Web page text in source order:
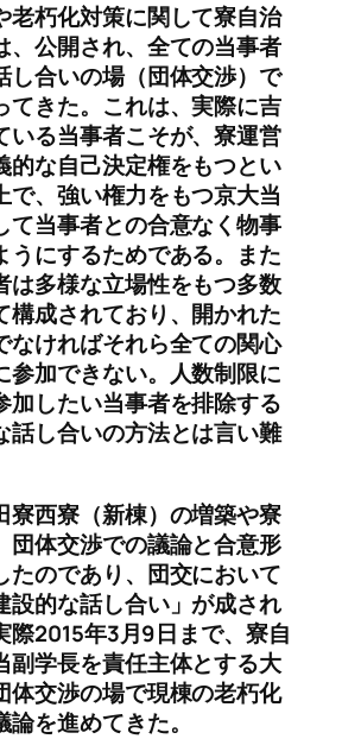
老朽化対策に関して寮自治
、公開され、全ての当事者
し合いの場（団体交渉）で
てきた。これは、実際に吉
いる当事者こそが、寮運営
的な自己決定権をもつとい
で、強い権力をもつ京大当
て当事者との合意なく物事
うにするためである。また
は多様な立場性をもつ多数
構成されており、開かれた
なければそれら全ての関心
参加できない。人数制限に
加したい当事者を排除する
話し合いの方法とは言い難
寮西寮（新棟）の増築や寮
団体交渉での議論と合意形
たのであり、団交において
設的な話し合い」が成され
際2015年3月9日まで、寮自
副学長を責任主体とする大
体交渉の場で現棟の老朽化
を進めてきた。